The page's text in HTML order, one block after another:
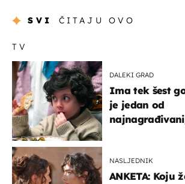
SVI ČITAJU OVO
TV
DALEKI GRAD
Ima tek šest
je jedan od
NASLJEDNIK
ANKETA: Koju